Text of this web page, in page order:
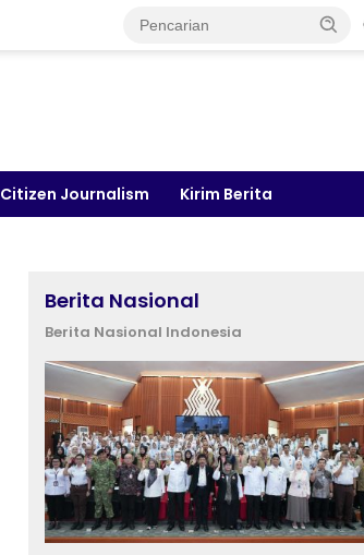
Citizen Journalism Kirim Berita
Berita Nasional
Berita Nasional Indonesia